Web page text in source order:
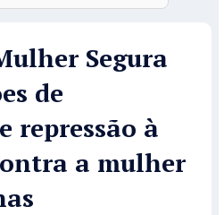
Segura
de
repressão à
a mulher